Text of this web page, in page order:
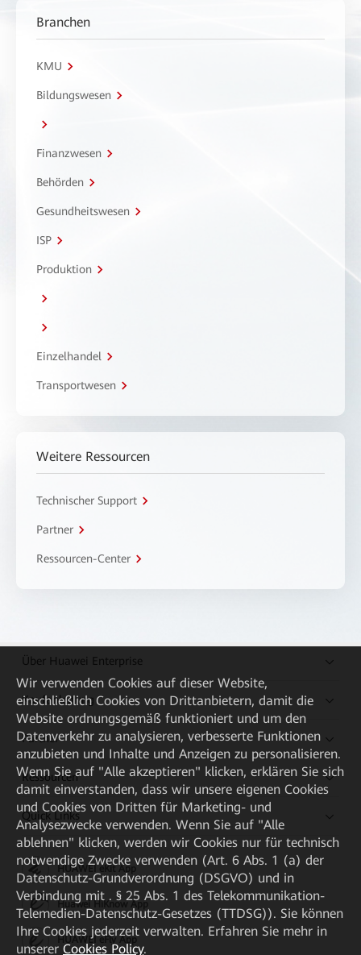
Branchen
KMU
Bildungswesen
Finanzwesen
Behörden
Gesundheitswesen
ISP
Produktion
Einzelhandel
Transportwesen
Weitere Ressourcen
Technischer Support
Partner
Ressourcen-Center
Über Huawei Enterprise
Kaufanleitung
Partner
Ressourcen
Quick Links
HUAWEI eKit App
Huawei HiKnow App
HUAWEI eFly App
Wir verwenden Cookies auf dieser Website,
einschließlich Cookies von Drittanbietern, damit die
Website ordnungsgemäß funktioniert und um den
Datenverkehr zu analysieren, verbesserte Funktionen
anzubieten und Inhalte und Anzeigen zu personalisieren.
Wenn Sie auf "Alle akzeptieren" klicken, erklären Sie sich
damit einverstanden, dass wir unsere eigenen Cookies
und Cookies von Dritten für Marketing- und
Analysezwecke verwenden. Wenn Sie auf "Alle
ablehnen" klicken, werden wir Cookies nur für technisch
notwendige Zwecke verwenden (Art. 6 Abs. 1 (a) der
Datenschutz-Grundverordnung (DSGVO) und in
Verbindung mit . § 25 Abs. 1 des Telekommunikation-
Telemedien-Datenschutz-Gesetzes (TTDSG)). Sie können
Ihre Cookies jederzeit verwalten. Erfahren Sie mehr in
unserer Cookies Policy.